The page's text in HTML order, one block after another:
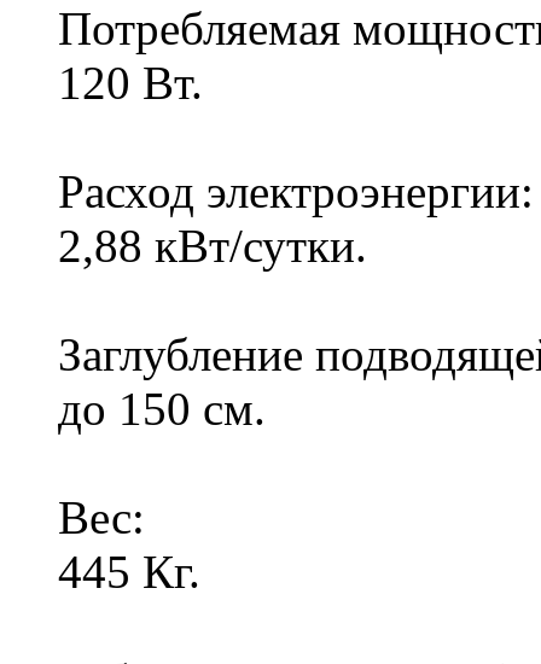
Потребляемая
120 Вт.
Расход электроэнергии:
2,88 кВт/сутки.
Заглубление
до 150 см.
Вес:
445 Кг.